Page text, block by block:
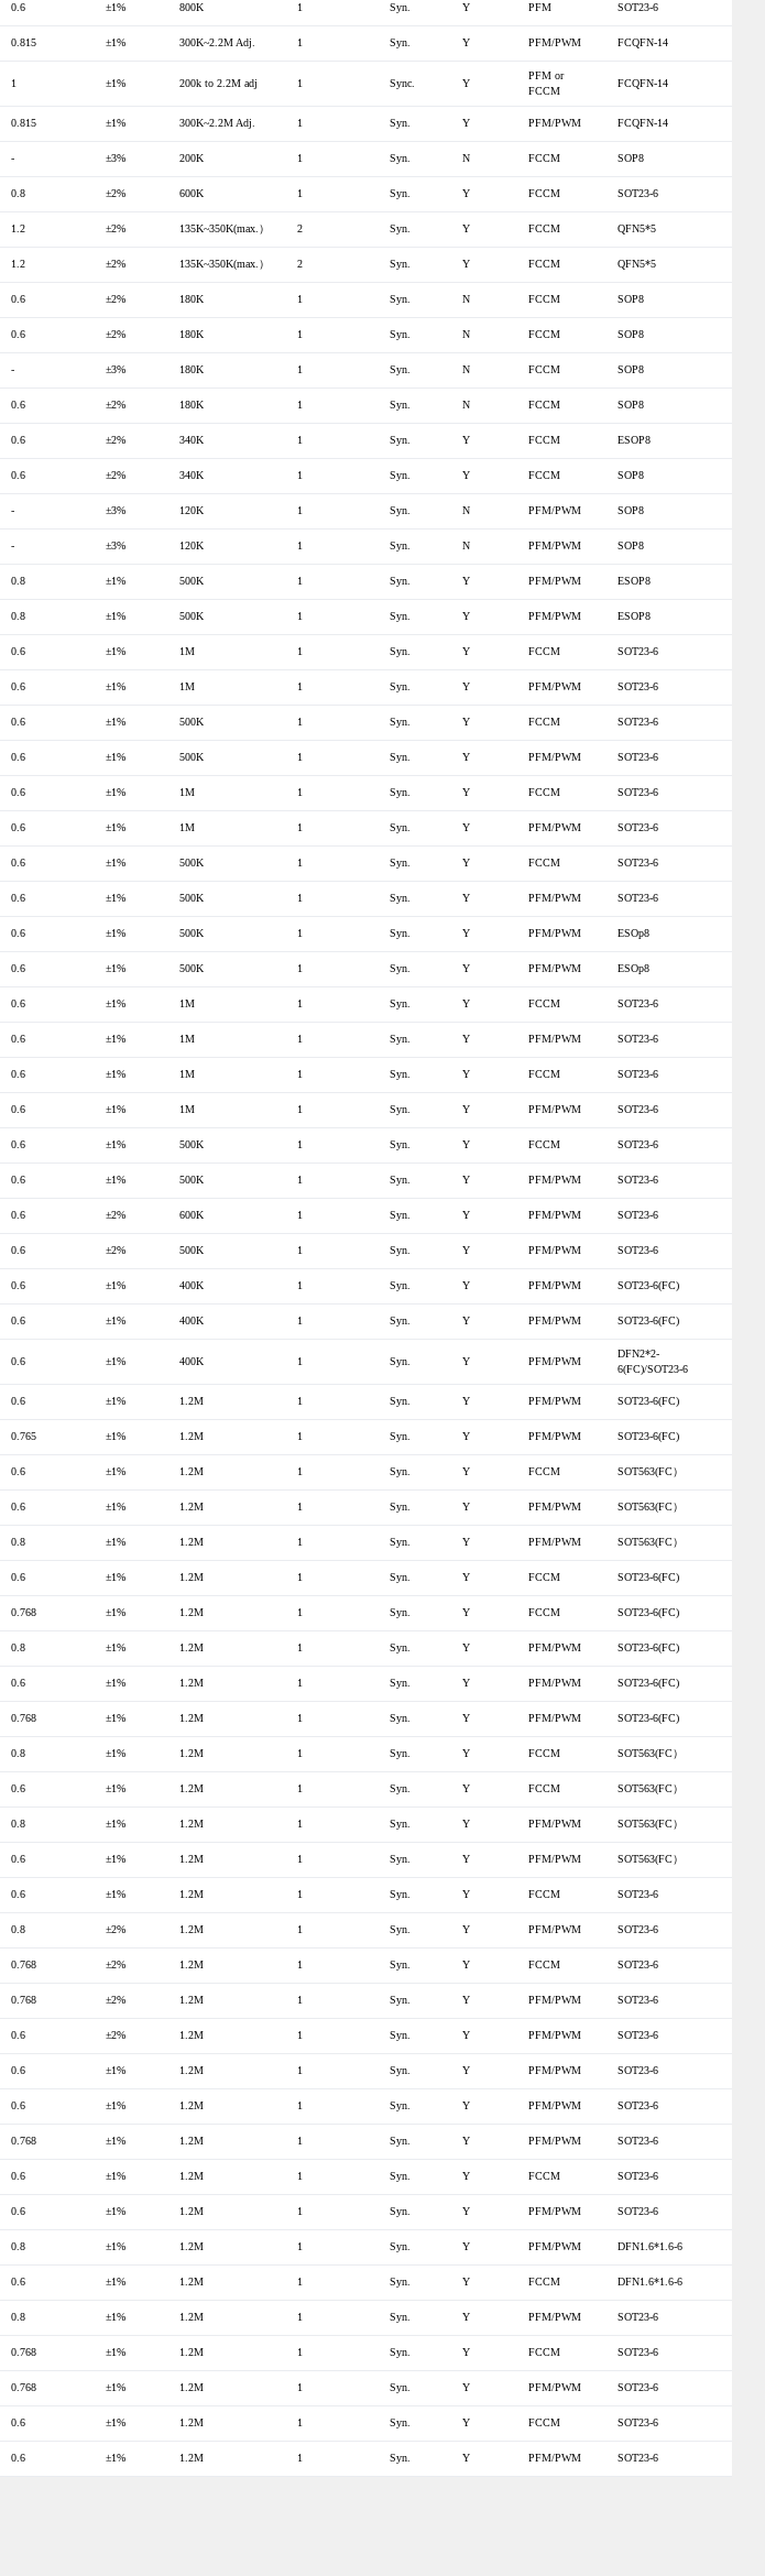
0.6 ±1% 800K 1 Syn. Y PFM SOT23-6
0.815 ±1% 300K~2.2M Adj. 1 Syn. Y PFM/PWM FCQFN-14
1 ±1% 200k to 2.2M adj 1 Sync. Y
PFM or
FCCM
FCQFN-14
0.815 ±1% 300K~2.2M Adj. 1 Syn. Y PFM/PWM FCQFN-14
- ±3% 200K 1 Syn. N FCCM SOP8
0.8 ±2% 600K 1 Syn. Y FCCM SOT23-6
1.2 ±2% 135K~350K(max.） 2 Syn. Y FCCM QFN5*5
1.2 ±2% 135K~350K(max.） 2 Syn. Y FCCM QFN5*5
0.6 ±2% 180K 1 Syn. N FCCM SOP8
0.6 ±2% 180K 1 Syn. N FCCM SOP8
- ±3% 180K 1 Syn. N FCCM SOP8
0.6 ±2% 180K 1 Syn. N FCCM SOP8
0.6 ±2% 340K 1 Syn. Y FCCM ESOP8
0.6 ±2% 340K 1 Syn. Y FCCM SOP8
- ±3% 120K 1 Syn. N PFM/PWM SOP8
- ±3% 120K 1 Syn. N PFM/PWM SOP8
0.8 ±1% 500K 1 Syn. Y PFM/PWM ESOP8
0.8 ±1% 500K 1 Syn. Y PFM/PWM ESOP8
0.6 ±1% 1M 1 Syn. Y FCCM SOT23-6
0.6 ±1% 1M 1 Syn. Y PFM/PWM SOT23-6
0.6 ±1% 500K 1 Syn. Y FCCM SOT23-6
0.6 ±1% 500K 1 Syn. Y PFM/PWM SOT23-6
0.6 ±1% 1M 1 Syn. Y FCCM SOT23-6
0.6 ±1% 1M 1 Syn. Y PFM/PWM SOT23-6
0.6 ±1% 500K 1 Syn. Y FCCM SOT23-6
0.6 ±1% 500K 1 Syn. Y PFM/PWM SOT23-6
0.6 ±1% 500K 1 Syn. Y PFM/PWM ESOp8
0.6 ±1% 500K 1 Syn. Y PFM/PWM ESOp8
0.6 ±1% 1M 1 Syn. Y FCCM SOT23-6
0.6 ±1% 1M 1 Syn. Y PFM/PWM SOT23-6
0.6 ±1% 1M 1 Syn. Y FCCM SOT23-6
0.6 ±1% 1M 1 Syn. Y PFM/PWM SOT23-6
0.6 ±1% 500K 1 Syn. Y FCCM SOT23-6
0.6 ±1% 500K 1 Syn. Y PFM/PWM SOT23-6
0.6 ±2% 600K 1 Syn. Y PFM/PWM SOT23-6
0.6 ±2% 500K 1 Syn. Y PFM/PWM SOT23-6
0.6 ±1% 400K 1 Syn. Y PFM/PWM SOT23-6(FC)
0.6 ±1% 400K 1 Syn. Y PFM/PWM SOT23-6(FC)
0.6 ±1% 400K 1 Syn. Y PFM/PWM
DFN2*2-
6(FC)/SOT23-6
0.6 ±1% 1.2M 1 Syn. Y PFM/PWM SOT23-6(FC)
0.765 ±1% 1.2M 1 Syn. Y PFM/PWM SOT23-6(FC)
0.6 ±1% 1.2M 1 Syn. Y FCCM SOT563(FC）
0.6 ±1% 1.2M 1 Syn. Y PFM/PWM SOT563(FC）
0.8 ±1% 1.2M 1 Syn. Y PFM/PWM SOT563(FC）
0.6 ±1% 1.2M 1 Syn. Y FCCM SOT23-6(FC)
0.768 ±1% 1.2M 1 Syn. Y FCCM SOT23-6(FC)
0.8 ±1% 1.2M 1 Syn. Y PFM/PWM SOT23-6(FC)
0.6 ±1% 1.2M 1 Syn. Y PFM/PWM SOT23-6(FC)
0.768 ±1% 1.2M 1 Syn. Y PFM/PWM SOT23-6(FC)
0.8 ±1% 1.2M 1 Syn. Y FCCM SOT563(FC）
0.6 ±1% 1.2M 1 Syn. Y FCCM SOT563(FC）
0.8 ±1% 1.2M 1 Syn. Y PFM/PWM SOT563(FC）
0.6 ±1% 1.2M 1 Syn. Y PFM/PWM SOT563(FC）
0.6 ±1% 1.2M 1 Syn. Y FCCM SOT23-6
0.8 ±2% 1.2M 1 Syn. Y PFM/PWM SOT23-6
0.768 ±2% 1.2M 1 Syn. Y FCCM SOT23-6
0.768 ±2% 1.2M 1 Syn. Y PFM/PWM SOT23-6
0.6 ±2% 1.2M 1 Syn. Y PFM/PWM SOT23-6
0.6 ±1% 1.2M 1 Syn. Y PFM/PWM SOT23-6
0.6 ±1% 1.2M 1 Syn. Y PFM/PWM SOT23-6
0.768 ±1% 1.2M 1 Syn. Y PFM/PWM SOT23-6
0.6 ±1% 1.2M 1 Syn. Y FCCM SOT23-6
0.6 ±1% 1.2M 1 Syn. Y PFM/PWM SOT23-6
0.8 ±1% 1.2M 1 Syn. Y PFM/PWM DFN1.6*1.6-6
0.6 ±1% 1.2M 1 Syn. Y FCCM DFN1.6*1.6-6
0.8 ±1% 1.2M 1 Syn. Y PFM/PWM SOT23-6
0.768 ±1% 1.2M 1 Syn. Y FCCM SOT23-6
0.768 ±1% 1.2M 1 Syn. Y PFM/PWM SOT23-6
0.6 ±1% 1.2M 1 Syn. Y FCCM SOT23-6
0.6 ±1% 1.2M 1 Syn. Y PFM/PWM SOT23-6